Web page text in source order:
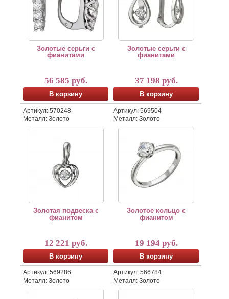
Золотые серьги с
фианитами
56 585 руб.
В корзину
Артикул: 570248
Металл: Золото
Золотые серьги с
фианитами
37 198 руб.
В корзину
Артикул: 569504
Металл: Золото
Золотая подвеска с фианитом
Золотая подвеска с
фианитом
12 221 руб.
В корзину
Артикул: 569286
Металл: Золото
Золотое кольцо с фианитом
Золотое кольцо с
фианитом
19 194 руб.
В корзину
Артикул: 566784
Металл: Золото
Золотое кольцо с фианитамиЗолотая подвеска с